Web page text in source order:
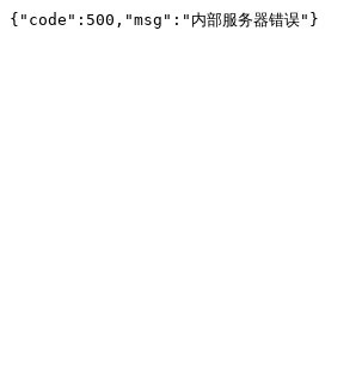
{"code":500,"msg":"内部服务器错误"}